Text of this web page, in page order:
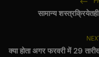
सामान्य
क्या होता अगर फरवरी में 29